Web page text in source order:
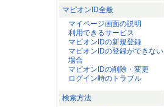
マピオンID全般
マイページ画面の説明
利用できるサービス
マピオンIDの新規登録
マピオンIDの登録ができない
場合
マピオンIDの削除・変更
ログイン時のトラブル
検索方法